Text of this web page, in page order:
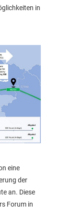
in
eine
der
an. Diese
Forum in